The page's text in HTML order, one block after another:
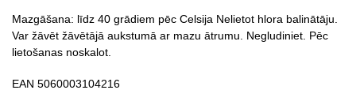
Mazgāšana: līdz 40 grādiem pēc Celsija Nelietot hlora balinātāju.
Var žāvēt žāvētājā aukstumā ar mazu ātrumu. Negludiniet. Pēc
lietošanas noskalot.
EAN 5060003104216